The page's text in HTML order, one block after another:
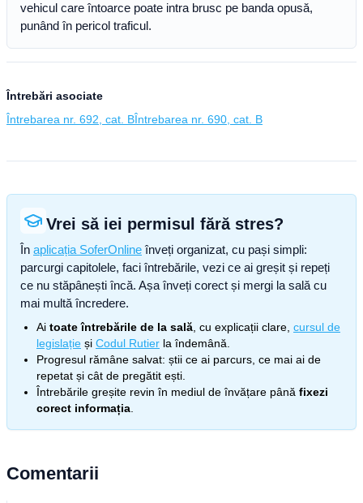
vehicul care întoarce poate intra brusc pe banda opusă,
punând în pericol traficul.
Întrebări asociate
Întrebarea nr. 692, cat. BÎntrebarea nr. 690, cat. B
Vrei să iei permisul fără stres?
În aplicația SoferOnline înveți organizat, cu pași simpli:
parcurgi capitolele, faci întrebările, vezi ce ai greșit și repeți
ce nu stăpânești încă. Așa înveți corect și mergi la sală cu
mai multă încredere.
Ai toate întrebările de la sală , cu explicații clare, cursul de
legislație și Codul Rutier la îndemână.
Progresul rămâne salvat: știi ce ai parcurs, ce mai ai de
repetat și cât de pregătit ești.
Întrebările greșite revin în mediul de învățare până fixezi
corect informația
Comentarii